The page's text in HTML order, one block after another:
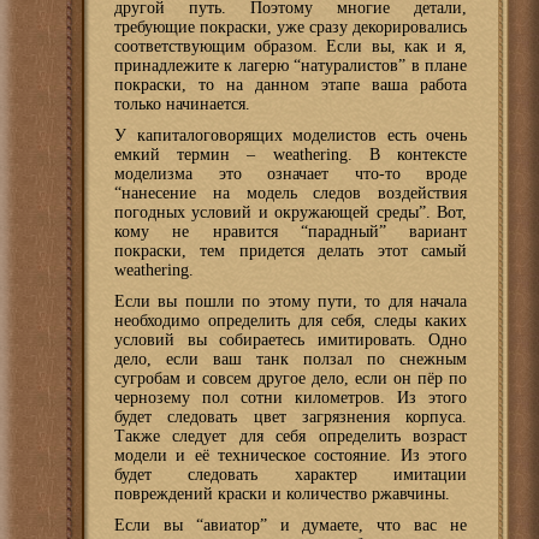
другой путь. Поэтому многие детали,
требующие покраски, уже сразу декорировались
соответствующим образом. Если вы, как и я,
принадлежите к лагерю “натуралистов” в плане
покраски, то на данном этапе ваша работа
только начинается.
У капиталоговорящих моделистов есть очень
емкий термин – weathering. В контексте
моделизма это означает что-то вроде
“нанесение на модель следов воздействия
погодных условий и окружающей среды”. Вот,
кому не нравится “парадный” вариант
покраски, тем придется делать этот самый
weathering.
Если вы пошли по этому пути, то для начала
необходимо определить для себя, следы каких
условий вы собираетесь имитировать. Одно
дело, если ваш танк ползал по снежным
сугробам и совсем другое дело, если он пёр по
чернозему пол сотни километров. Из этого
будет следовать цвет загрязнения корпуса.
Также следует для себя определить возраст
модели и её техническое состояние. Из этого
будет следовать характер имитации
повреждений краски и количество ржавчины.
Если вы “авиатор” и думаете, что вас не